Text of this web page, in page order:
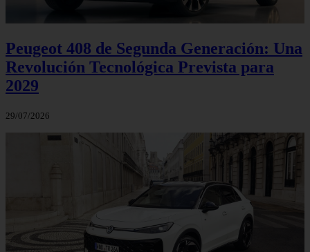
Peugeot 408 de Segunda Generación: Una
Revolución Tecnológica Prevista para
2029
29/07/2026